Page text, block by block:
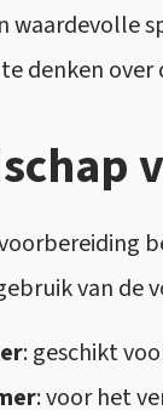
waardevolle
denken
van de
: geschikt
: voor het